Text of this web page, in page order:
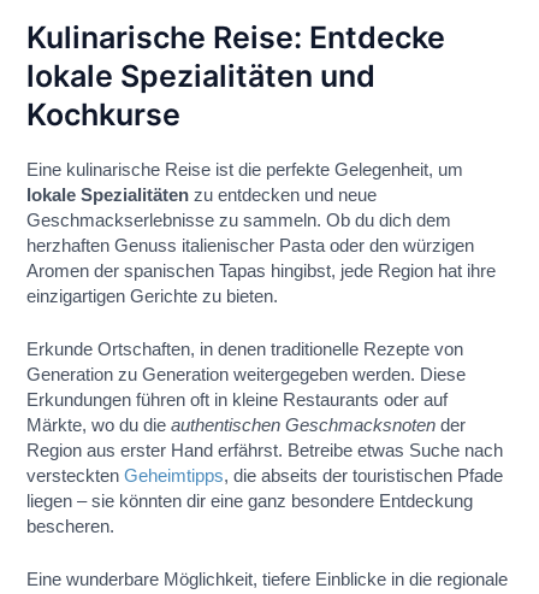
Kulinarische Reise: Entdecke
lokale Spezialitäten und
Kochkurse
Eine kulinarische Reise ist die perfekte Gelegenheit, um
lokale Spezialitäten zu entdecken und neue
Geschmackserlebnisse zu sammeln. Ob du dich dem
herzhaften Genuss italienischer Pasta oder den würzigen
Aromen der spanischen Tapas hingibst, jede Region hat ihre
einzigartigen Gerichte zu bieten.
Erkunde Ortschaften, in denen traditionelle Rezepte von
Generation zu Generation weitergegeben werden. Diese
Erkundungen führen oft in kleine Restaurants oder auf
Märkte, wo du dieauthentischen Geschmacksnoten der
Region aus erster Hand erfährst. Betreibe etwas Suche nach
verstecktenGeheimtipps, die abseits der touristischen Pfade
liegen – sie könnten dir eine ganz besondere Entdeckung
bescheren.
Eine wunderbare Möglichkeit, tiefere Einblicke in die regionale